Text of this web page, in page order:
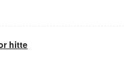
hitte